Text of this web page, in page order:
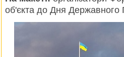
об'єкта до Дня Державного